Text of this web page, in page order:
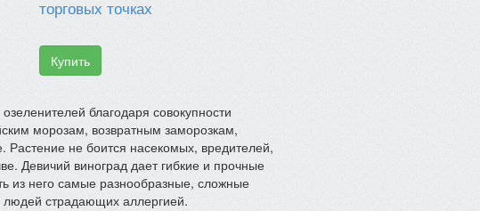
торговых точках
Купить
благодаря совокупности
морозам, возвратным заморозкам,
Растение не боится насекомых, вредителей,
Девичий виноград дает гибкие и прочные
из него самые разнообразные, сложные
людей страдающих аллергией.